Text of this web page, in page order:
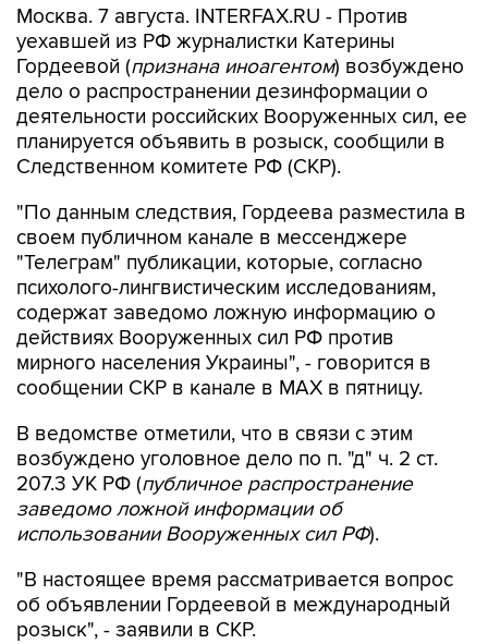
Москва. 7 августа. INTERFAX.RU - Против
уехавшей из РФ журналистки Катерины
Гордеевой (признана иноагентом) возбуждено
дело о распространении дезинформации о
деятельности российских Вооруженных сил, ее
планируется объявить в розыск, сообщили в
Следственном комитете РФ (СКР).
"По данным следствия, Гордеева разместила в
своем публичном канале в мессенджере
"Телеграм" публикации, которые, согласно
психолого-лингвистическим исследованиям,
содержат заведомо ложную информацию о
действиях Вооруженных сил РФ против
мирного населения Украины", - говорится в
сообщении СКР в канале в MAX в пятницу.
В ведомстве отметили, что в связи с этим
возбуждено уголовное дело по п. "д" ч. 2 ст.
207.3 УК РФ (публичное распространение
заведомо ложной информации об
использовании Вооруженных сил РФ).
"В настоящее время рассматривается вопрос
об объявлении Гордеевой в международный
розыск", - заявили в СКР.